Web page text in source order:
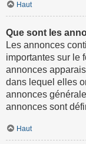
Haut
Que sont les
Les annonces
importantes sur le
annonces
dans lequel elles
annonces
annonces sont
Haut